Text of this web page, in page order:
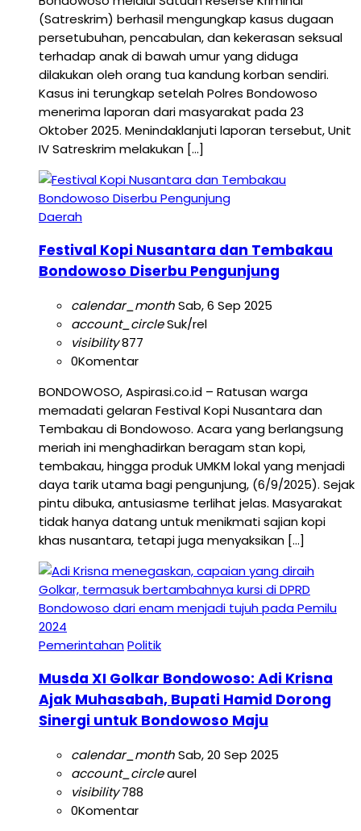
(Satreskrim) berhasil mengungkap kasus dugaan
persetubuhan, pencabulan, dan kekerasan seksual
terhadap anak di bawah umur yang diduga
dilakukan oleh orang tua kandung korban sendiri.
Kasus ini terungkap setelah Polres Bondowoso
menerima laporan dari masyarakat pada 23
Oktober 2025. Menindaklanjuti laporan tersebut, Unit
IV Satreskrim melakukan […]
Daerah
Festival Kopi Nusantara dan Tembakau
Bondowoso Diserbu Pengunjung
calendar_monthSab, 6 Sep 2025
account_circleSuk/rel
visibility877
0Komentar
BONDOWOSO, Aspirasi.co.id – Ratusan warga
memadati gelaran Festival Kopi Nusantara dan
Tembakau di Bondowoso. Acara yang berlangsung
meriah ini menghadirkan beragam stan kopi,
tembakau, hingga produk UMKM lokal yang menjadi
daya tarik utama bagi pengunjung, (6/9/2025). Sejak
pintu dibuka, antusiasme terlihat jelas. Masyarakat
tidak hanya datang untuk menikmati sajian kopi
khas nusantara, tetapi juga menyaksikan […]
PemerintahanPolitik
Musda XI Golkar Bondowoso: Adi Krisna
Ajak Muhasabah, Bupati Hamid Dorong
Sinergi untuk Bondowoso Maju
calendar_monthSab, 20 Sep 2025
account_circleaurel
visibility788
0Komentar